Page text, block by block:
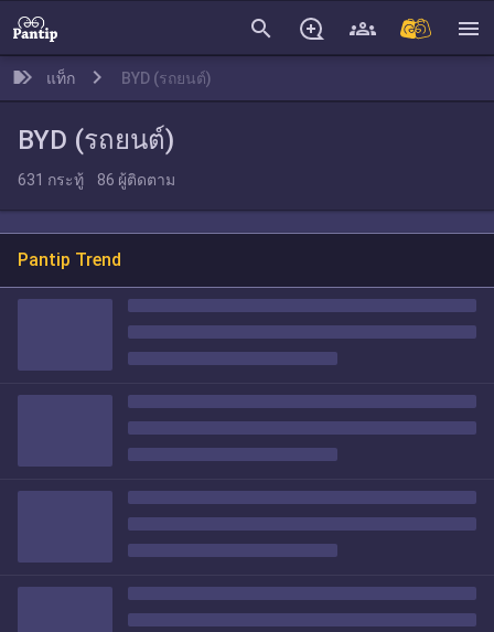
search menu
แท็ก BYD (รถยนต์)
BYD (รถยนต์)
631 กระทู้ 86 ผู้ติดตาม
Pantip Trend